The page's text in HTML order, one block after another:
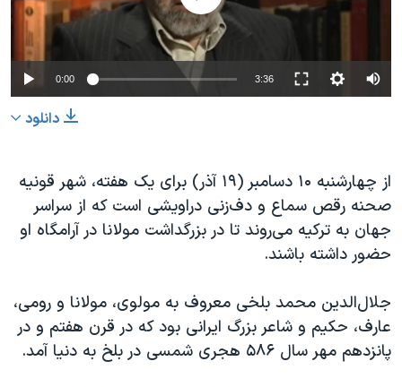
فرهنگ و زندگی
اقتصادی
گالری عکس
آرشیو پخش زنده
مستندها
انتخابات ریاست جمهوری آمریکا ۲۰۲۴
حمله جمهوری اسلامی به اسرائیل
اعتراضات زن، زندگی، آزادی
مجموعه مستندهای دادخواهی
تریبونال مردمی آبان ۹۸
چهل سال گروگان‌گیری
قانون شفافیت دارائی کادر رهبری ایران
دنبال کنید
0:00 3:36
دانلود
از چهارشنبه ۱۰ دسامبر (۱۹ آذر) برای یک هفته، شهر قونیه
صحنه رقص سماع و دف‌زنی دراویشی است که از سراسر
جهان به ترکیه می‌روند تا در بزرگداشت مولانا در آرامگاه او
حضور داشته باشند.
جلال‌الدین محمد بلخی معروف به مولوی، مولانا و رومی،
عارف، حکیم و شاعر بزرگ ایرانی بود که در قرن هفتم و در
پانزدهم مهر سال ۵۸۶ هجری شمسی در بلخ به دنیا آمد.